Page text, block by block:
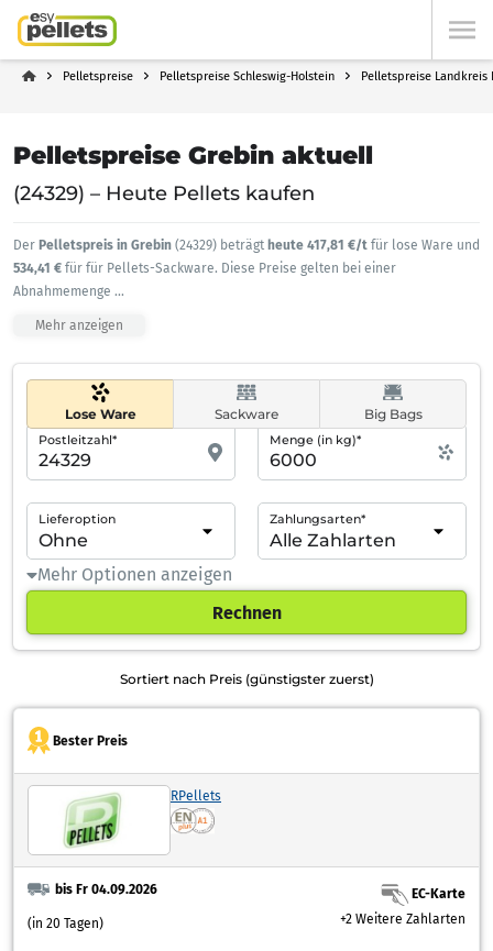
Pelletspreise Pelletspreise Schleswig-Holstein Pelletspreise Landkreis
Pelletspreise Grebin aktuell
(24329) – Heute Pellets kaufen
Der Pelletspreis in Grebin (24329) beträgt heute 417,81 €/t für lose Ware und
534,41 € für für Pellets-Sackware. Diese Preise gelten bei einer
Abnahmemenge ...
Mehr anzeigen
Lose Ware Sackware Big Bags
Postleitzahl* Menge (in kg)*
Lieferoption Zahlungsarten*
Mehr Optionen anzeigen
Rechnen
Sortiert nach Preis (günstigster zuerst)
Bester Preis
RPellets
bis Fr 04.09.2026
(in 20 Tagen)
EC-Karte
+2 Weitere Zahlarten